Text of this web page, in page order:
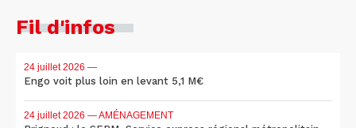
Fil d'infos
24 juillet 2026 —
Engo voit plus loin en levant 5,1 M€
24 juillet 2026 — AMÉNAGEMENT